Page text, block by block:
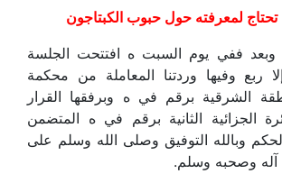
لمعرفته حول حبوب الكبتاجون
وبعد ففي يوم السبت ه افتتحت الجلسة
ربع وفيها وردتنا المعاملة من محكمة
الشرقية برقم في ه وبرفقها القرار
الجزائية الثانية برقم في ه المتضمن
وبالله التوفيق وصلى الله وسلم على
آله وصحبه وسلم.